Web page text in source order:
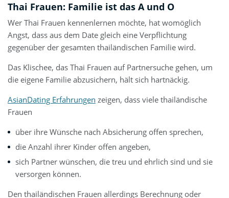
Thai Frauen: Familie ist das A und O
Wer Thai Frauen kennenlernen möchte, hat womöglich
Angst, dass aus dem Date gleich eine Verpflichtung
gegenüber der gesamten thailändischen Familie wird.
Das Klischee, das Thai Frauen auf Partnersuche gehen, um
die eigene Familie abzusichern, hält sich hartnäckig.
AsianDating Erfahrungen zeigen, dass viele thailändische
Frauen
über ihre Wünsche nach Absicherung offen sprechen,
die Anzahl ihrer Kinder offen angeben,
sich Partner wünschen, die treu und ehrlich sind und sie
versorgen können.
Den thailändischen Frauen allerdings Berechnung oder